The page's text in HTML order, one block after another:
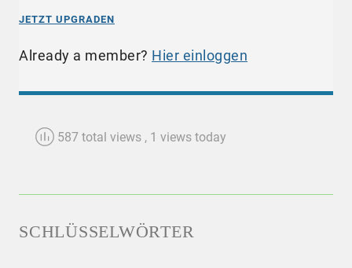
JETZT UPGRADEN
Already a member? Hier einloggen
587 total views , 1 views today
SCHLÜSSELWÖRTER